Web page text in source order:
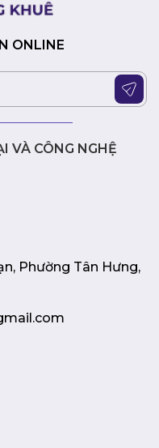
ONLINE
VÀ CÔNG NGHỆ
Phường Tân Hưng,